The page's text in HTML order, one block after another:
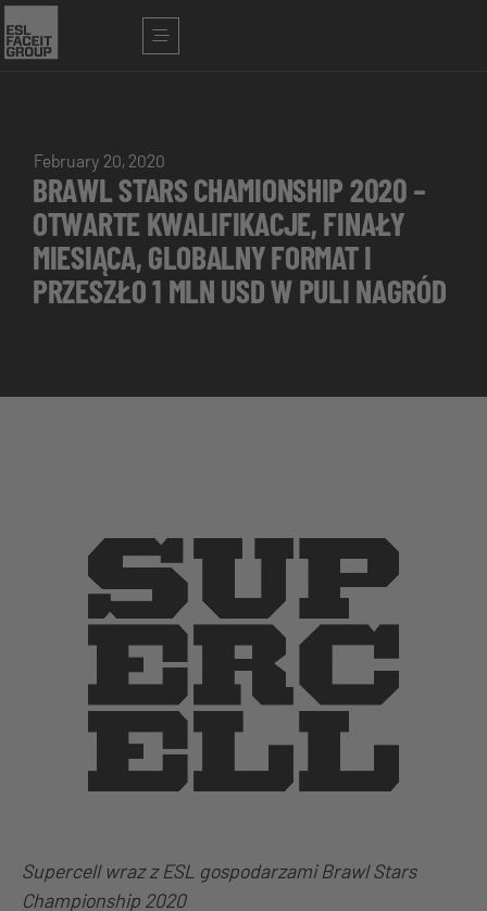
February 20, 2020
BRAWL STARS CHAMIONSHIP 2020 –
OTWARTE KWALIFIKACJE, FINAŁY
MIESIĄCA, GLOBALNY FORMAT I
PRZESZŁO 1 MLN USD W PULI NAGRÓD
Supercell wraz z ESL gospodarzami Brawl Stars
Championship 2020